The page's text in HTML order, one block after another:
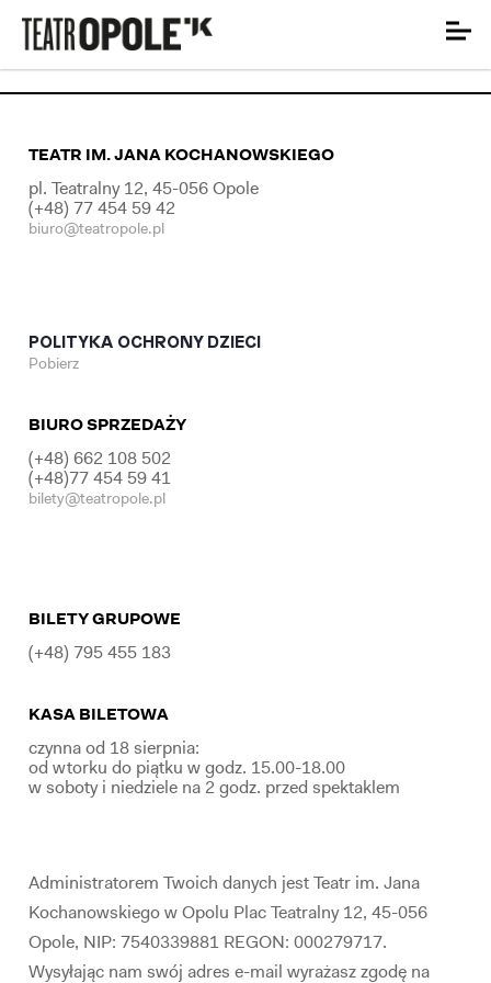
TEATR IM. JANA KOCHANOWSKIEGO
pl. Teatralny 12, 45-056 Opole
(+48) 77 454 59 42
biuro@teatropole.pl
POLITYKA OCHRONY DZIECI
Pobierz
BIURO SPRZEDAŻY
(+48) 662 108 502
(+48)77 454 59 41
bilety@teatropole.pl
BILETY GRUPOWE
(+48) 795 455 183
KASA BILETOWA
czynna od 18 sierpnia:
od wtorku do piątku w godz. 15.00-18.00
w soboty i niedziele na 2 godz. przed spektaklem
Administratorem Twoich danych jest Teatr im. Jana
Kochanowskiego w Opolu Plac Teatralny 12, 45-056
Opole, NIP: 7540339881 REGON: 000279717.
Wysyłając nam swój adres e-mail wyrażasz zgodę na